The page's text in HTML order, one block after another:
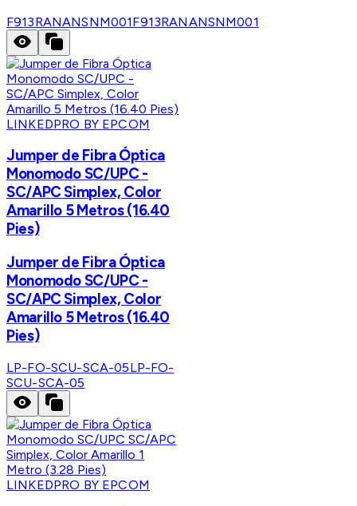
F913RANANSNM001F913RANANSNM001
LINKEDPRO BY EPCOM
Jumper de Fibra Óptica
Monomodo SC/UPC -
SC/APC Simplex, Color
Amarillo 5 Metros (16.40
Pies)
Jumper de Fibra Óptica
Monomodo SC/UPC -
SC/APC Simplex, Color
Amarillo 5 Metros (16.40
Pies)
LP-FO-SCU-SCA-05LP-FO-
SCU-SCA-05
LINKEDPRO BY EPCOM